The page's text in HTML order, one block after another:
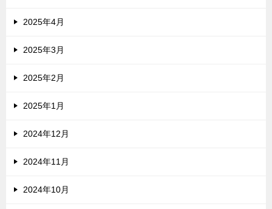
2025年4月
2025年3月
2025年2月
2025年1月
2024年12月
2024年11月
2024年10月